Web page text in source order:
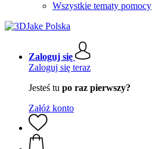
Wszystkie tematy pomocy
Zaloguj się
Zaloguj się teraz
Jesteś tu po raz pierwszy?
Załóż konto